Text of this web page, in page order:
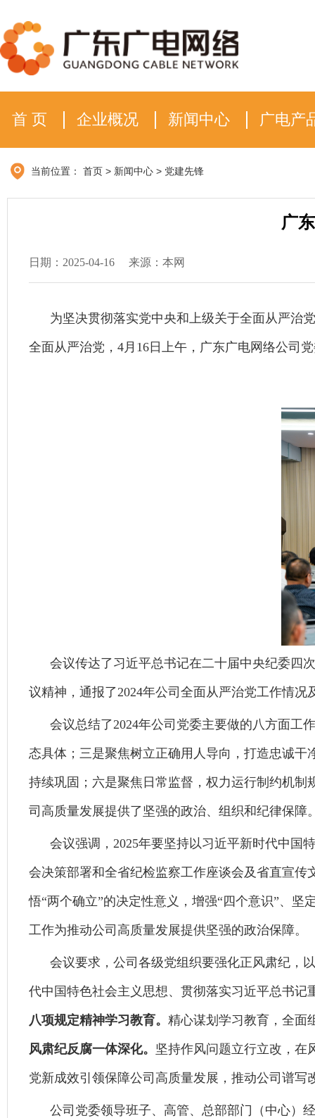
首 页 企业概况 新闻中心 广电产
当前位置： 首页 > 新闻中心 > 党建先锋
广
日期：2025-04-16 来源：本网
为坚决贯彻落实党中央和上级关于全面从严治
全面从严治党，4月16日上午，广东广电网络公司
会议传达了习近平总书记在二十届中央纪委四
议精神，通报了2024年公司全面从严治党工作情
会议总结了2024年公司党委主要做的八方面工
态具体；三是聚焦树立正确用人导向，打造忠诚
持续巩固；六是聚焦日常监督，权力运行制约机
司高质量发展提供了坚强的政治、组织和纪律保障
会议强调，2025年要坚持以习近平新时代中国
会决策部署和全省纪检监察工作座谈会及省直宣
悟“两个确立”的决定性意义，增强“四个意识”、
工作为推动公司高质量发展提供坚强的政治保障。
会议要求，公司各级党组织要强化正风肃纪，
代中国特色社会主义思想、贯彻落实习近平总书
八项规定精神学习教育。 精心谋划学习教育，全面
风肃纪反腐一体深化。 坚持作风问题立行立改，在
党新成效引领保障公司高质量发展，推动公司谱写
公司党委领导班子、高管、总部部门（中心）